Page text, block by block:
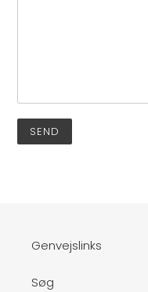
Genvejslinks
Søg